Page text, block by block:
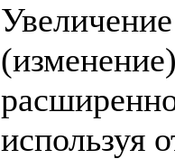
используя